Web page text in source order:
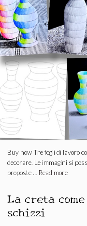
Buy now Tre fogli di lavoro
decorare. Le immagini si
proposte … Read more
La creta
schizzi